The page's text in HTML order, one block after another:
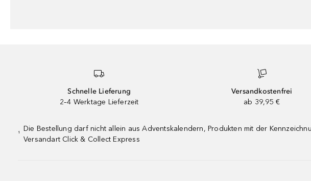
Schnelle Lieferung
2–4 Werktage Lieferzeit
Versandkostenfrei
ab 39,95 €
¹
Die Bestellung darf nicht allein aus Adventskalendern, Produkten mit der
Versandart Click & Collect Express